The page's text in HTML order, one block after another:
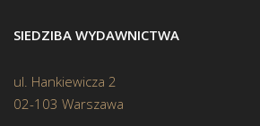
SIEDZIBA WYDAWNICTWA
ul. Hankiewicza 2
02-103 Warszawa